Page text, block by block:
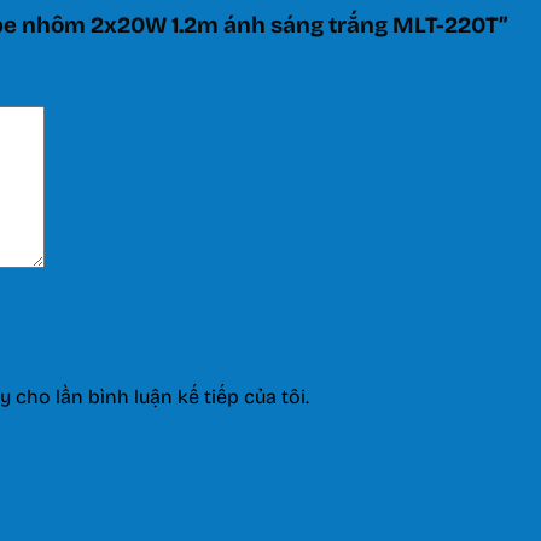
nhôm 2x20W 1.2m ánh sáng trắng MLT-220T”
cho lần bình luận kế tiếp của tôi.